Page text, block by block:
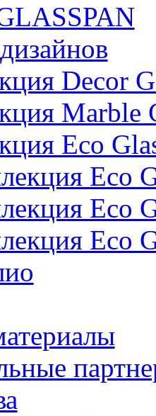
Decor
Marble
Eco
Eco
Eco
Eco